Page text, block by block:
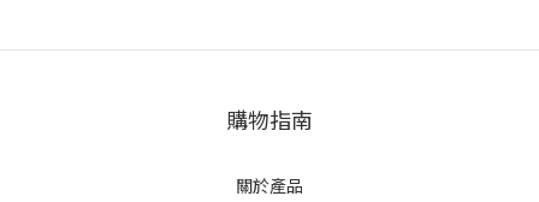
購物指南
關於產品